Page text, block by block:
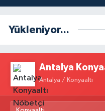
Yükleniyor...
Antalya
Antalya / Konyaaltı